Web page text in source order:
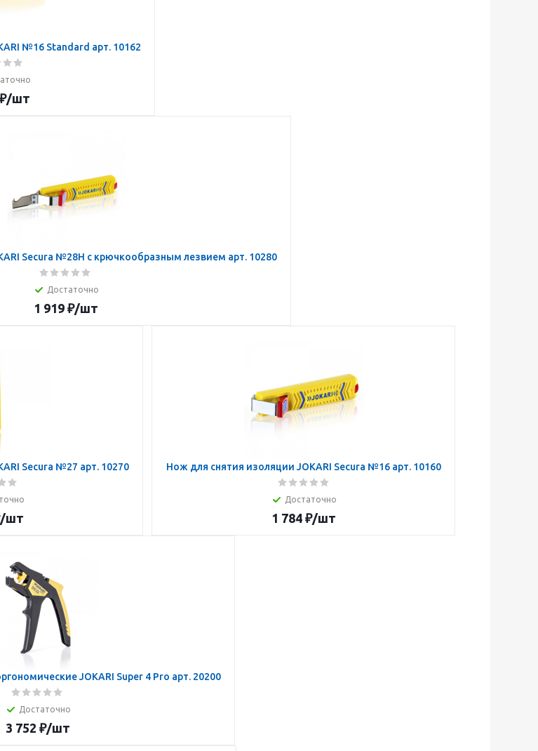
№16 Standard арт. 10162
₽/шт
Secura №28H с крючкообразным лезвием арт. 10280
Достаточно
1 919₽/шт
Secura №27 арт. 10270
/шт
Нож для снятия изоляции JOKARI Secura №16 арт. 10160
Достаточно
1 784 ₽/шт
JOKARI Super 4 Pro арт. 20200
Достаточно
3 752 ₽/шт